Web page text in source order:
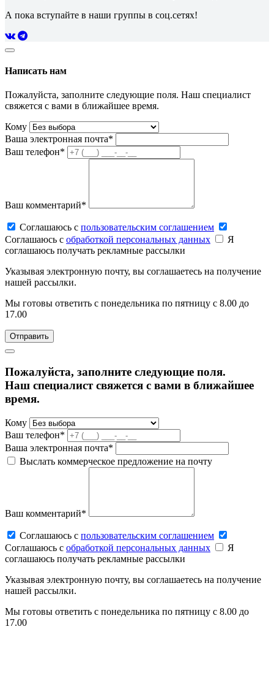
А пока вступайте в наши группы в соц.сетях!
Написать нам
Пожалуйста, заполните следующие поля. Наш специалист
свяжется с вами в ближайшее время.
Кому
Ваша электронная почта*
Ваш телефон*
Ваш комментарий*
Соглашаюсь c пользовательским соглашением
Соглашаюсь c обработкой персональных данных
Я
соглашаюсь получать рекламные рассылки
Указывая электронную почту, вы соглашаетесь на получение
нашей рассылки.
Мы готовы ответить с понедельника по пятницу с 8.00 до
17.00
Пожалуйста, заполните следующие поля.
Наш специалист свяжется с вами в ближайшее
время.
Кому
Ваш телефон*
Ваша электронная почта*
Выслать коммерческое предложение на почту
Ваш комментарий*
Соглашаюсь c пользовательским соглашением
Соглашаюсь c обработкой персональных данных
Я
соглашаюсь получать рекламные рассылки
Указывая электронную почту, вы соглашаетесь на получение
нашей рассылки.
Мы готовы ответить с понедельника по пятницу с 8.00 до
17.00